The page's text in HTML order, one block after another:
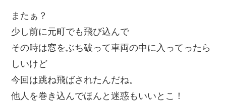
またぁ？
少し前に元町でも飛び込んで
その時は窓をぶち破って車両の中に入ってったら
しいけど
今回は跳ね飛ばされたんだね。
他人を巻き込んでほんと迷惑もいいとこ！